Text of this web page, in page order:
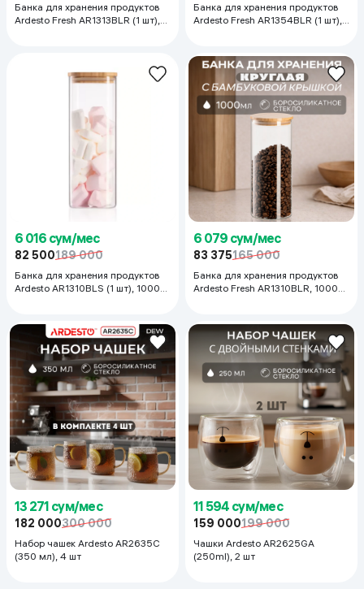
Банка для хранения продуктов
Ardesto Fresh AR1313BLR (1 шт),
Банка для хранения продуктов
Ardesto Fresh AR1354BLR (1 шт),
6 016 сум/мес
82 500189 000
Банка для хранения продуктов
Ardesto AR1310BLS (1 шт), 1000
6 079 сум/мес
83 375165 000
Банка для хранения продуктов
Ardesto Fresh AR1310BLR, 1000
13 271 сум/мес
182 000300 000
Набор чашек Ardesto AR2635C
(350 мл), 4 шт
11 594 сум/мес
159 000199 000
Чашки Ardesto AR2625GA
(250ml), 2 шт